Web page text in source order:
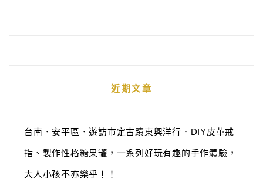
近期文章
台南．安平區．遊訪市定古蹟東興洋行．DIY皮革戒
指、製作性格糖果罐，一系列好玩有趣的手作體驗，
大人小孩不亦樂乎！！